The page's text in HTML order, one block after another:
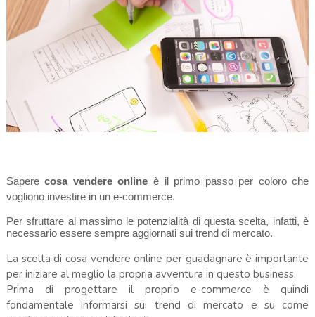
Saperecosa vendere online è il primo passo per coloro che
vogliono investire in un e-commerce.
Per sfruttare al massimo le potenzialità di questa scelta, infatti, è
necessario essere sempre aggiornati sui trend di mercato.
La scelta di cosa vendere online per guadagnare è importante
per iniziare al meglio la propria avventura in questo business.
Prima di progettare il proprio e-commerce è quindi
fondamentale informarsi sui trend di mercato e su come